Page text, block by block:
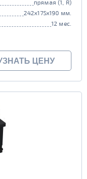
прямая (1, R)
242x175x190 мм.
12 мес.
ЦЕНУ